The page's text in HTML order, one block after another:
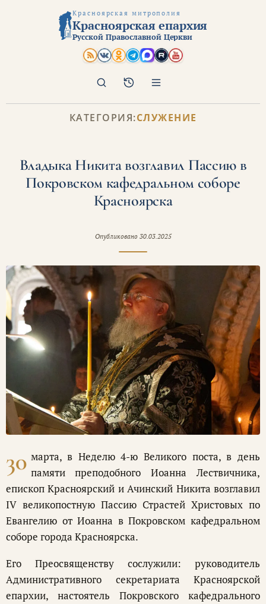
Красноярская митрополия
Красноярская епархия
Русской Православной Церкви
Архив
Поиск
КАТЕГОРИЯ:СЛУЖЕНИЕ
Владыка Никита возглавил Пассию в
Покровском кафедральном соборе
Красноярска
Опубликовано 30.03.2025
30 марта, в Неделю 4-ю Великого поста, в день
памяти преподобного Иоанна Лествичника,
епископ Красноярский и Ачинский Никита возглавил
IV великопостную Пассию Страстей Христовых по
Евангелию от Иоанна в Покровском кафедральном
соборе города Красноярска.
Его Преосвященству сослужили: руководитель
Административного секретариата Красноярской
епархии, настоятель Покровского кафедрального